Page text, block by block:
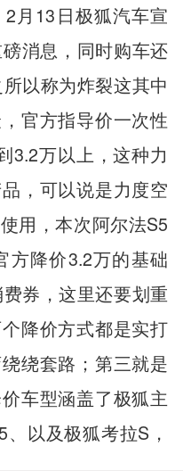
月13日极狐汽车宣
消息，同时购车还
以称为炸裂这其中
官方指导价一次性
3.2万以上，这种力
，可以说是力度空
用，本次阿尔法S5
方降价3.2万的基础
券，这里还要划重
降价方式都是实打
绕套路；第三就是
车型涵盖了极狐主
以及极狐考拉S，